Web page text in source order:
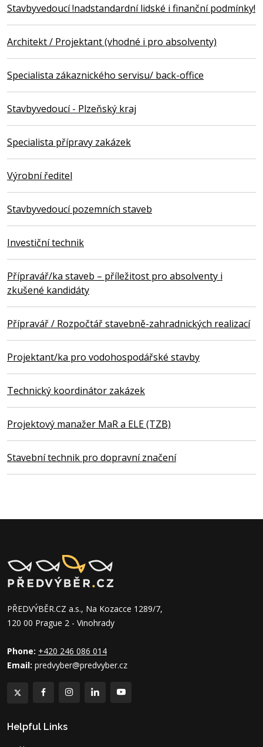
Stavbyvedoucí !nadstandardní lidské i finanční podmínky!
Architekt / Projektant (vhodné i pro absolventy)
Specialista zákaznického servisu/ back-office
Stavbyvedoucí - Plzeňský kraj
Specialista přípravy zakázek
Výrobní ředitel
Stavbyvedoucí pozemních staveb
Investiční technik
Přípravář/ka staveb – příležitost pro absolventy i
zkušené kandidáty
Přípravář / Rozpočtář stavebně-zahradnických realizací
Projektant/ka pro vodohospodářské stavby
Technický koordinátor zakázek
Projektový manažer MaR a ELE (TZB)
Stavební technik pro dopravní značení
PŘEDVÝBĚR.CZ a.s., Na Kozacce 1289/7,
120 00 Prague 2 - Vinohrady
Phone: +420 246 086 014
Email: predvyber@predvyber.cz
Helpful Links